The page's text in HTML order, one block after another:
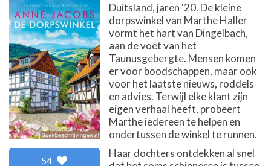
54
Duitsland, jaren '20. De kleine
dorpswinkel van Marthe Haller
vormt het hart van Dingelbach,
aan de voet van het
Taunusgebergte. Mensen komen
er voor boodschappen, maar ook
voor het laatste nieuws, roddels
en advies. Terwijl elke klant zijn
eigen verhaal heeft, probeert
Marthe iedereen te helpen en
ondertussen de winkel te runnen.
Haar dochters ontdekken al snel